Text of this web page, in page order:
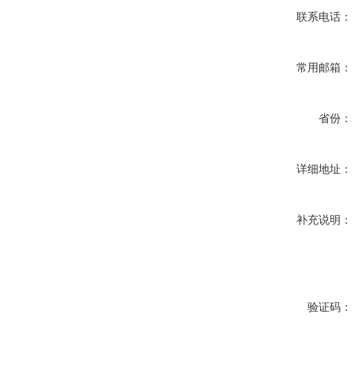
联系电话：
常用邮箱：
省份：
详细地址：
补充说明：
验证码：